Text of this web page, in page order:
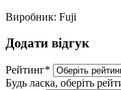
Виробник: Fuji
Додати відгук
Рейтинг*
Будь ласка, оберіть